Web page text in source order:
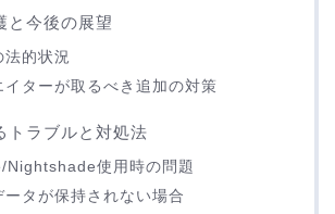
と今後の展望
法的状況
イターが取るべき追加の対策
トラブルと対処法
Nightshade使用時の問題
ータが保持されない場合